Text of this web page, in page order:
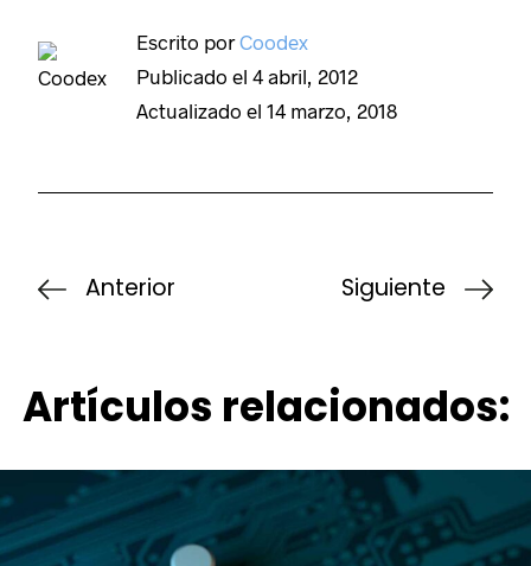
Escrito porCoodex
Publicado el 4 abril, 2012
Actualizado el 14 marzo, 2018
Anterior Siguiente
Artículos relacionados: